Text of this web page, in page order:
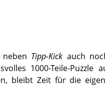
Tipp-Kick auch
1000-Teile-Puzzle
bleibt Zeit für die